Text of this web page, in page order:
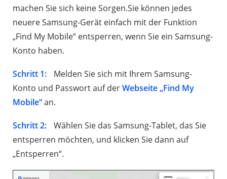
machen Sie sich keine Sorgen.Sie können jedes
neuere Samsung-Gerät einfach mit der Funktion
„Find My Mobile“ entsperren, wenn Sie ein Samsung-
Konto haben.
Schritt 1:
Melden Sie sich mit Ihrem Samsung-
Konto und Passwort auf derWebseite „Find My
Mobile“an.
Schritt 2:
Wählen Sie das Samsung-Tablet, das Sie
entsperren möchten, und klicken Sie dann auf
„Entsperren“.